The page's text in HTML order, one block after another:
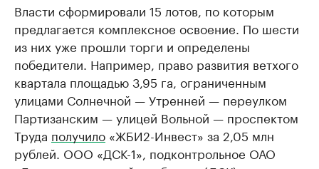
Власти сформировали 15 лотов, по которым
предлагается комплексное освоение. По шести
из них уже прошли торги и определены
победители. Например, право развития ветхого
квартала площадью 3,95 га, ограниченным
улицами Солнечной — Утренней — переулком
Партизанским — улицей Вольной — проспектом
Труда получило «ЖБИ2-Инвест» за 2,05 млн
рублей. ООО «ДСК-1», подконтрольное ОАО